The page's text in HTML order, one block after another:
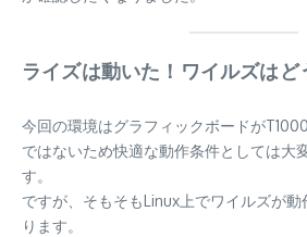
ライズは動いた！ワイルズはど
今回の環境はグラフィックボードが
ではないため快適な動作条件としては大
す。
ですが、そもそもLinux上でワイルズが
ります。